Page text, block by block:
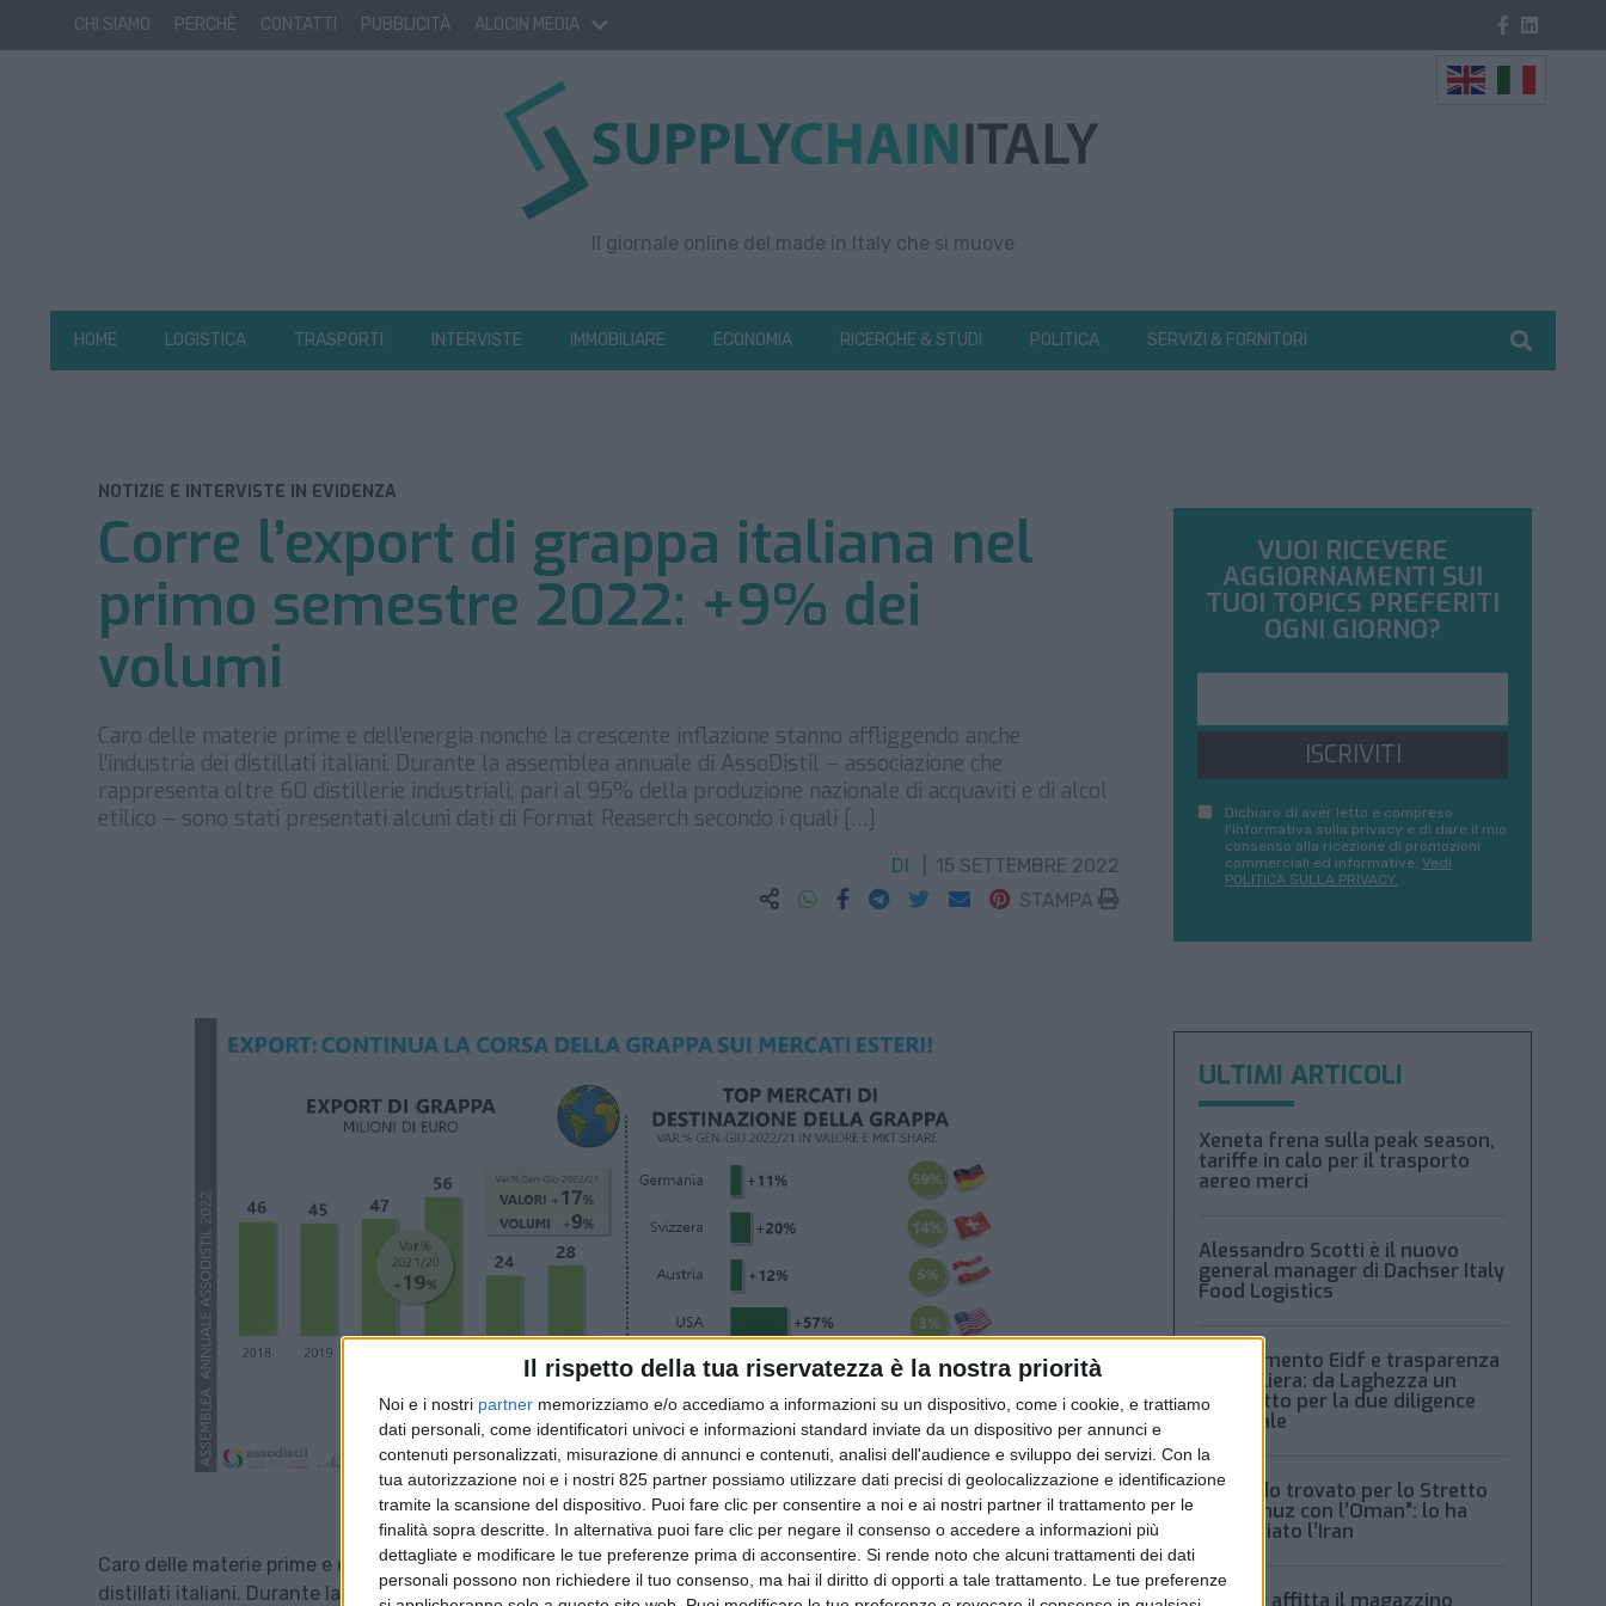
Il rispetto della tua riservatezza è la nostra priorità
Noi e i nostri partner memorizziamo e/o accediamo a informazioni su un dispositivo, come i cookie, e trattiamo
dati personali, come identificatori univoci e informazioni standard inviate da un dispositivo per annunci e
contenuti personalizzati, misurazione di annunci e contenuti, analisi dell'audience e sviluppo dei servizi. Con la
tua autorizzazione noi e i nostri 825 partner possiamo utilizzare dati precisi di geolocalizzazione e identificazione
tramite la scansione del dispositivo. Puoi fare clic per consentire a noi e ai nostri partner il trattamento per le
finalità sopra descritte. In alternativa puoi fare clic per negare il consenso o accedere a informazioni più
dettagliate e modificare le tue preferenze prima di acconsentire. Si rende noto che alcuni trattamenti dei dati
personali possono non richiedere il tuo consenso, ma hai il diritto di opporti a tale trattamento. Le tue preferenze
CHI SIAMO PERCHÈ CONTATTI PUBBLICITÀ ALOCIN MEDIA
Il giornale online del made in Italy che si muove
HOME LOGISTICA TRASPORTI INTERVISTE IMMOBILIARE ECONOMIA RICERCHE & STUDI POLITICA SERVIZI & FORNITORI
NOTIZIE E INTERVISTE IN EVIDENZA
Corre l’export di grappa italiana nel
primo semestre 2022: +9% dei
volumi
Caro delle materie prime e dell’energia nonché la crescente inflazione stanno affliggendo anche
l’industria dei distillati italiani. Durante la assemblea annuale di AssoDistil – associazione che
rappresenta oltre 60 distillerie industriali, pari al 95% della produzione nazionale di acquaviti e di alcol
etilico – sono stati presentati alcuni dati di Format Reaserch secondo i quali […]
DI
15 SETTEMBRE 2022
STAMPA
Caro delle materie prime e dell’energia nonché la crescente inflazione stanno affliggendo anche l’industria dei
distillati italiani. Durante la assemblea annuale di AssoDistil – associazione che rappresenta oltre 60 distillerie
VUOI RICEVERE
AGGIORNAMENTI SUI
TUOI TOPICS PREFERITI
OGNI GIORNO?
ISCRIVITI
Dichiaro di aver letto e compreso
l'informativa sulla privacy e di dare il mio
consenso alla ricezione di promozioni
commerciali ed informative. Vedi
POLITICA SULLA PRIVACY.
ULTIMI ARTICOLI
Xeneta frena sulla peak season,
tariffe in calo per il trasporto
aereo merci
Alessandro Scotti è il nuovo
general manager di Dachser Italy
Food Logistics
Regolamento Eidf e trasparenza
della filiera: da Laghezza un
pacchetto per la due diligence
aziendale
“Accordo trovato per lo Stretto
di Hormuz con l’Oman”: lo ha
annunciato l’Iran
Condor affitta il magazzino